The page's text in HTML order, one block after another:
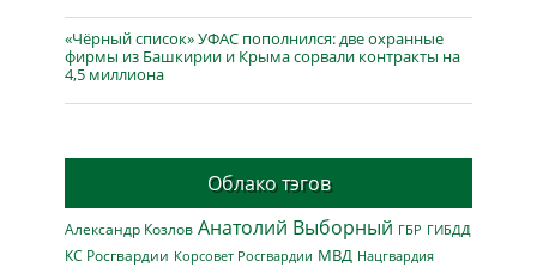
«Чёрный список» УФАС пополнился: две охранные
фирмы из Башкирии и Крыма сорвали контракты на
4,5 миллиона
Облако тэгов
Александр Козлов Анатолий Выборный ГБР ГИБДД
КС Росгвардии Корсовет Росгвардии МВД Нацгвардия